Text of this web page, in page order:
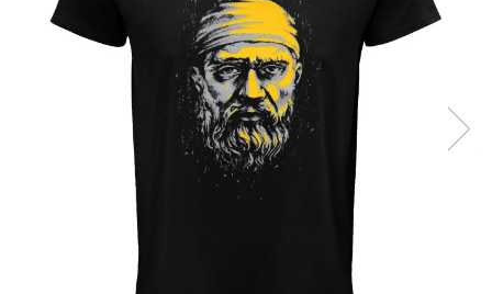
Șepci și căciuli
Simboluri tradiționale
Tricouri cu mesaje de bine
Tricouri de poveste